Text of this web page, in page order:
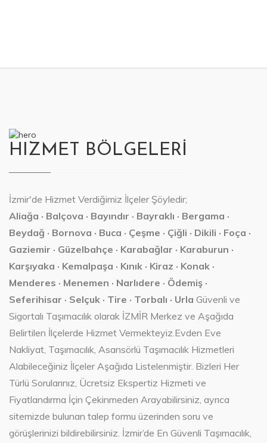
HIZMET BÖLGELERİ
İzmir'de Hizmet Verdiğimiz İlçeler Şöyledir;
Aliağa · Balçova · Bayındır · Bayraklı · Bergama ·
Beydağ · Bornova · Buca · Çeşme · Çiğli · Dikili · Foça ·
Gaziemir · Güzelbahçe · Karabağlar · Karaburun ·
Karşıyaka · Kemalpaşa · Kınık · Kiraz · Konak ·
Menderes · Menemen · Narlıdere · Ödemiş ·
Seferihisar · Selçuk · Tire · Torbalı · Urla Güvenli ve
Sigortalı Taşımacılık olarak İZMİR Merkez ve Aşağıda
Belirtilen İlçelerde Hizmet Vermekteyiz.Evden Eve
Nakliyat, Taşımacılık, Asansörlü Taşımacılık Hizmetleri
Alabileceğiniz İlçeler Aşağıda Listelenmiştir. Bizleri Her
Türlü Sorularınız, Ücretsiz Ekspertiz Hizmeti ve
Fiyatlandırma İçin Çekinmeden Arayabilirsiniz, ayrıca
sitemizde bulunan talep formu üzerinden soru ve
görüşlerinizi bildirebilirsiniz. İzmir’de En Güvenli Taşımacılık,